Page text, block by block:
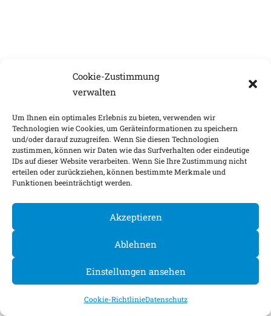
Cookie-Zustimmung
verwalten
Um Ihnen ein optimales Erlebnis zu bieten, verwenden wir
Technologien wie Cookies, um Geräteinformationen zu speichern
und/oder darauf zuzugreifen. Wenn Sie diesen Technologien
zustimmen, können wir Daten wie das Surfverhalten oder eindeutige
IDs auf dieser Website verarbeiten. Wenn Sie Ihre Zustimmung nicht
erteilen oder zurückziehen, können bestimmte Merkmale und
Funktionen beeinträchtigt werden.
Akzeptieren
Ablehnen
Einstellungen ansehen
Cookie-RichtlinieDatenschutz